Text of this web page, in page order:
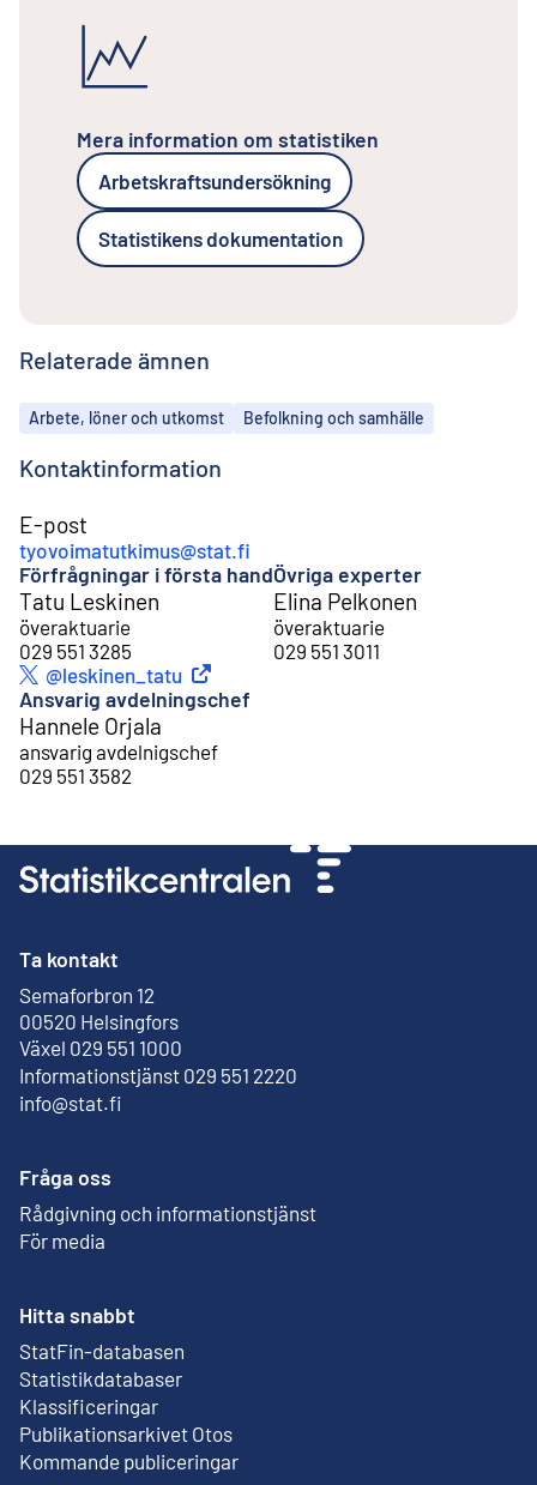
Mera information om statistiken
Arbetskraftsundersökning
Statistikens dokumentation
Relaterade ämnen
Ämnen
Arbete, löner och utkomst Befolkning och samhälle
Kontaktinformation
E-post
tyovoimatutkimus@stat.fi
Förfrågningar i första hand
Tatu Leskinen
överaktuarie
029 551 3285
Extern länkTwitter
@leskinen_tatu
Övriga experter
Elina Pelkonen
överaktuarie
029 551 3011
Ansvarig avdelningschef
Hannele Orjala
ansvarig avdelnigschef
029 551 3582
Ta kontakt
Semaforbron 12
00520 Helsingfors
Extern länk
Växel 029 551 1000
Informationstjänst 029 551 2220
info@stat.fi
Fråga oss
Rådgivning och informationstjänst
För media
Hitta snabbt
StatFin-databasen
Extern länk
Statistikdatabaser
Klassificeringar
Publikationsarkivet Otos
Extern länk
Kommande publiceringar